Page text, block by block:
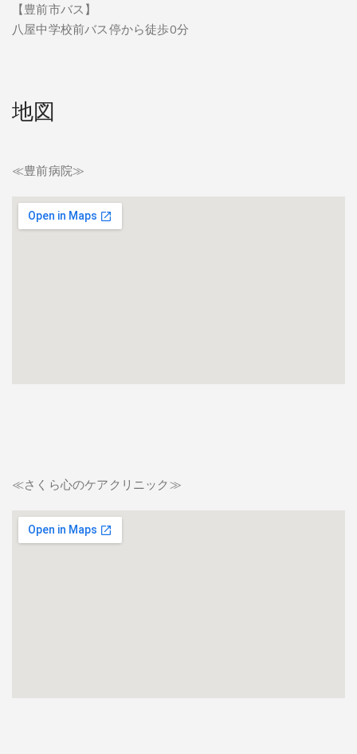
【豊前市バス】
八屋中学校前バス停から徒歩0分
地図
≪豊前病院≫
≪さくら心のケアクリニック≫